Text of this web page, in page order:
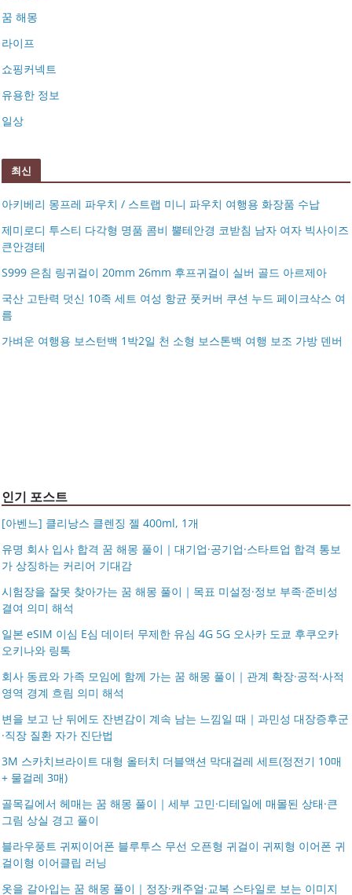
꿈 해몽
라이프
쇼핑커넥트
유용한 정보
일상
최신
아키베리 몽프레 파우치 / 스트랩 미니 파우치 여행용 화장품 수납
제미로디 투스티 다각형 명품 콤비 뿔테안경 코받침 남자 여자 빅사이즈
큰안경테
S999 은침 링귀걸이 20mm 26mm 후프귀걸이 실버 골드 아르제아
국산 고탄력 덧신 10족 세트 여성 항균 풋커버 쿠션 누드 페이크삭스 여
름
가벼운 여행용 보스턴백 1박2일 천 소형 보스톤백 여행 보조 가방 덴버
아키베리 몽프레 파우치 / 스트랩 미니 파우치 여행용 화장
품 수납
제미로디 투스티 다각형 명품 콤비 뿔테안경 코받침 남자
인기 포스트
[아벤느] 클리낭스 클렌징 젤 400ml, 1개
유명 회사 입사 합격 꿈 해몽 풀이｜대기업·공기업·스타트업 합격 통보
가 상징하는 커리어 기대감
시험장을 잘못 찾아가는 꿈 해몽 풀이｜목표 미설정·정보 부족·준비성
결여 의미 해석
일본 eSIM 이심 E심 데이터 무제한 유심 4G 5G 오사카 도쿄 후쿠오카
오키나와 링톡
회사 동료와 가족 모임에 함께 가는 꿈 해몽 풀이｜관계 확장·공적·사적
영역 경계 흐림 의미 해석
변을 보고 난 뒤에도 잔변감이 계속 남는 느낌일 때｜과민성 대장증후군
·직장 질환 자가 진단법
3M 스카치브라이트 대형 올터치 더블액션 막대걸레 세트(정전기 10매
+ 물걸레 3매)
골목길에서 헤매는 꿈 해몽 풀이｜세부 고민·디테일에 매몰된 상태·큰
그림 상실 경고 풀이
블라우풍트 귀찌이어폰 블루투스 무선 오픈형 귀걸이 귀찌형 이어폰 귀
걸이형 이어클립 러닝
옷을 갈아입는 꿈 해몽 풀이｜정장·캐주얼·교복 스타일로 보는 이미지